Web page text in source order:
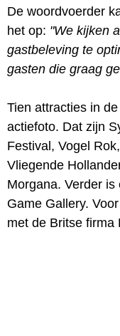
De woordvoerder
het op: "We kijken
gastbeleving te
gasten die graag
Tien attracties in
actiefoto. Dat zijn
Festival, Vogel
Vliegende
Morgana. Verder
Game Gallery.
met de Britse firma